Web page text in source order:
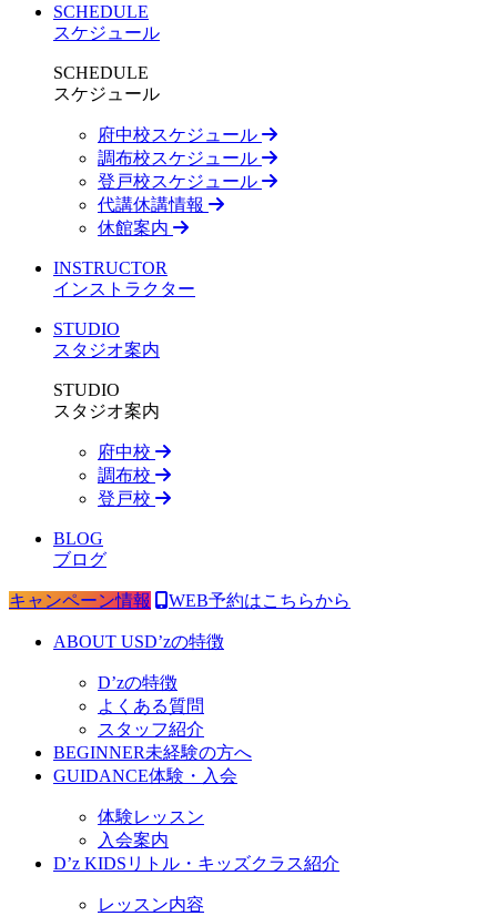
SCHEDULE
スケジュール
SCHEDULE
スケジュール
府中校スケジュール
調布校スケジュール
登戸校スケジュール
代講休講情報
休館案内
INSTRUCTOR
インストラクター
STUDIO
スタジオ案内
STUDIO
スタジオ案内
府中校
調布校
登戸校
BLOG
ブログ
キャンペーン情報 WEB予約はこちらから
ABOUT USD’zの特徴
D’zの特徴
よくある質問
スタッフ紹介
BEGINNER未経験の方へ
GUIDANCE体験・入会
体験レッスン
入会案内
D’z KIDS リトル・キッズクラス紹介
レッスン内容